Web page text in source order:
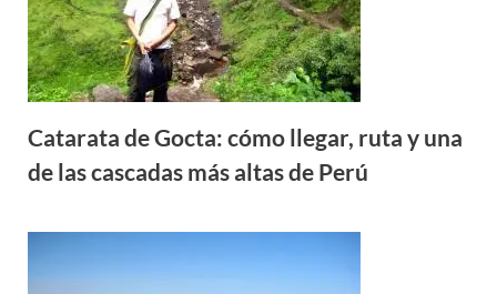
Catarata de Gocta: cómo llegar, ruta y una
de las cascadas más altas de Perú